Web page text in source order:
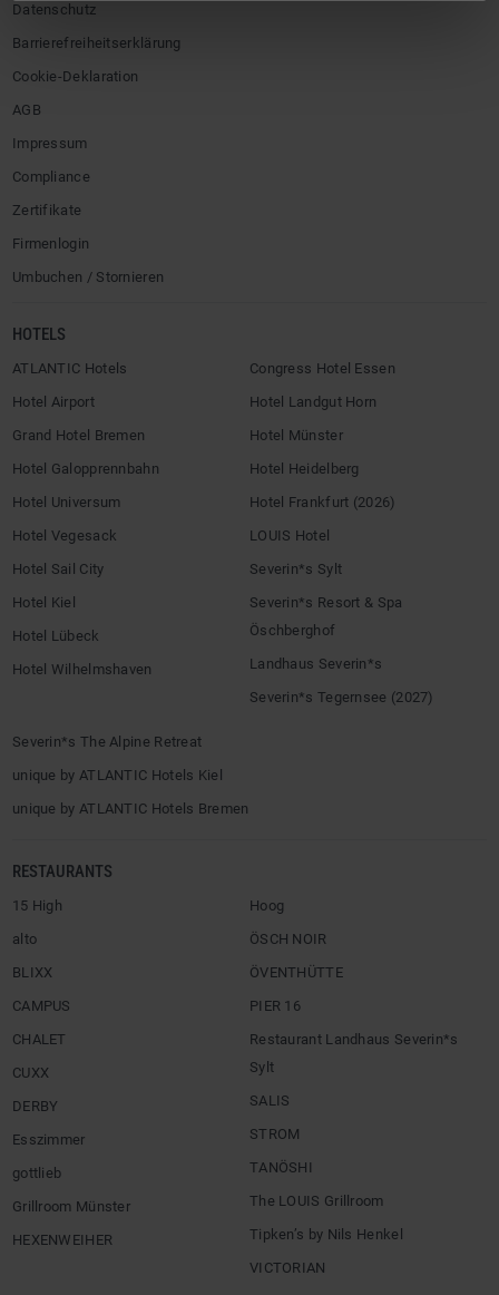
Datenschutz
Barrierefreiheitserklärung
Cookie-Deklaration
AGB
Impressum
Compliance
Zertifikate
Firmenlogin
Umbuchen / Stornieren
HOTELS
ATLANTIC Hotels
Hotel Airport
Grand Hotel Bremen
Hotel Galopprennbahn
Hotel Universum
Hotel Vegesack
Hotel Sail City
Hotel Kiel
Hotel Lübeck
Hotel Wilhelmshaven
Congress Hotel Essen
Hotel Landgut Horn
Hotel Münster
Hotel Heidelberg
Hotel Frankfurt (2026)
LOUIS Hotel
Severin*s Sylt
Severin*s Resort & Spa
Öschberghof
Landhaus Severin*s
Severin*s Tegernsee (2027)
Severin*s The Alpine Retreat
unique by ATLANTIC Hotels Kiel
unique by ATLANTIC Hotels Bremen
RESTAURANTS
15 High
alto
BLIXX
CAMPUS
CHALET
CUXX
DERBY
Esszimmer
gottlieb
Grillroom Münster
HEXENWEIHER
Hoog
ÖSCH NOIR
ÖVENTHÜTTE
PIER 16
Restaurant Landhaus Severin*s
Sylt
SALIS
STROM
TANÖSHI
The LOUIS Grillroom
Tipken’s by Nils Henkel
VICTORIAN